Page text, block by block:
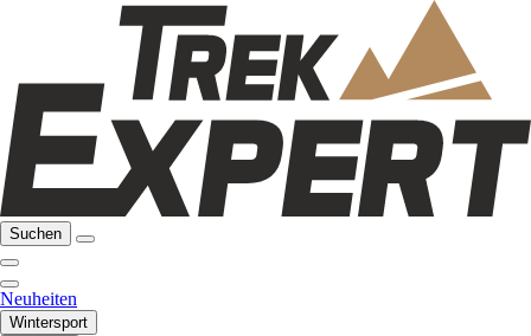
Suchen
Neuheiten
Wintersport